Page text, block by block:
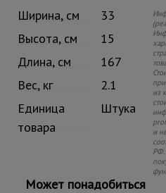
Ширина, см
33
Высота, см
15
Длина, см
167
Вес, кг
2.1
Единица
товара
Штука
из
и
РФ.
Может понадобиться